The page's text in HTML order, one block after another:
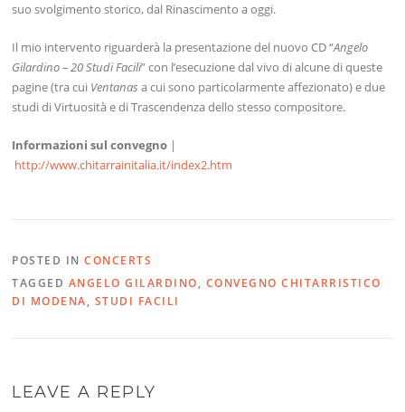
suo svolgimento storico, dal Rinascimento a oggi.
Il mio intervento riguarderà la presentazione del nuovo CD “Angelo
Gilardino – 20 Studi Facili” con l’esecuzione dal vivo di alcune di queste
pagine (tra cui Ventanas a cui sono particolarmente affezionato) e due
studi di Virtuosità e di Trascendenza dello stesso compositore.
Informazioni sul convegno |
http://www.chitarrainitalia.it/index2.htm
POSTED INCONCERTS
TAGGED ANGELO GILARDINO, CONVEGNO CHITARRISTICO
DI MODENA, STUDI FACILI
LEAVE A REPLY